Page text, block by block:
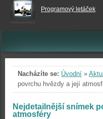
Programový letáček
Nacházíte se: Úvodní »
povrchu hvězdy a její
Nejdetailnější snímek
atmosféry